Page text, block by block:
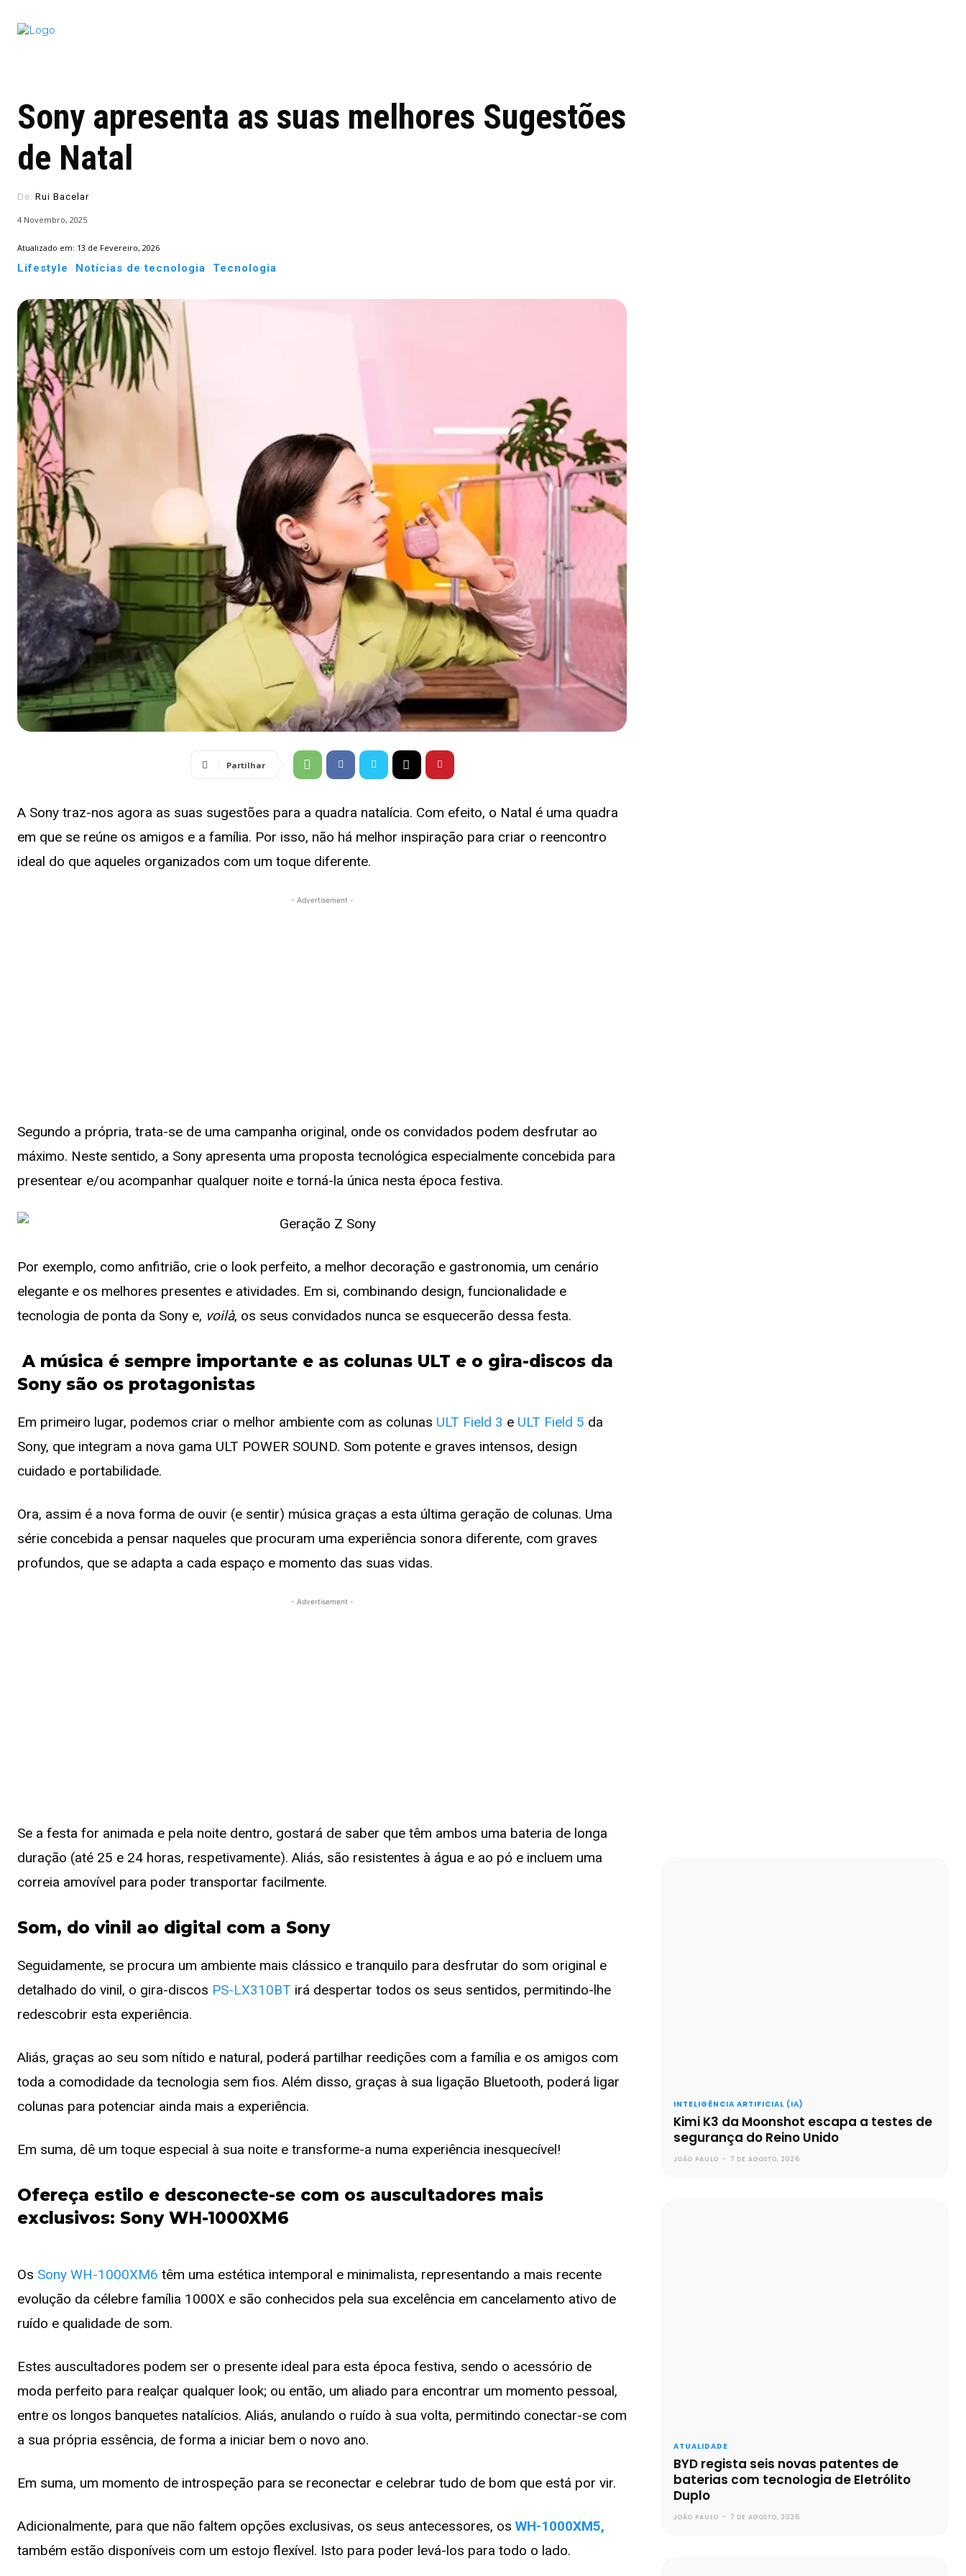
Sony apresenta as suas melhores Sugestões
de Natal
De: Rui Bacelar
4 Novembro, 2025
Atualizado em: 13 de Fevereiro, 2026
Lifestyle Notícias de tecnologia Tecnologia
Partilhar
A Sony traz-nos agora as suas sugestões para a quadra natalícia. Com efeito, o Natal é uma quadra
em que se reúne os amigos e a família. Por isso, não há melhor inspiração para criar o reencontro
ideal do que aqueles organizados com um toque diferente.
- Advertisement -
Segundo a própria, trata-se de uma campanha original, onde os convidados podem desfrutar ao
máximo. Neste sentido, a Sony apresenta uma proposta tecnológica especialmente concebida para
presentear e/ou acompanhar qualquer noite e torná-la única nesta época festiva.
Por exemplo, como anfitrião, crie o look perfeito, a melhor decoração e gastronomia, um cenário
elegante e os melhores presentes e atividades. Em si, combinando design, funcionalidade e
tecnologia de ponta da Sony e, voilà, os seus convidados nunca se esquecerão dessa festa.
A música é sempre importante e as colunas ULT e o gira-discos da
Sony são os protagonistas
Em primeiro lugar, podemos criar o melhor ambiente com as colunas ULT Field 3 e ULT Field 5 da
Sony, que integram a nova gama ULT POWER SOUND. Som potente e graves intensos, design
cuidado e portabilidade.
Ora, assim é a nova forma de ouvir (e sentir) música graças a esta última geração de colunas. Uma
série concebida a pensar naqueles que procuram uma experiência sonora diferente, com graves
profundos, que se adapta a cada espaço e momento das suas vidas.
- Advertisement -
Se a festa for animada e pela noite dentro, gostará de saber que têm ambos uma bateria de longa
duração (até 25 e 24 horas, respetivamente). Aliás, são resistentes à água e ao pó e incluem uma
correia amovível para poder transportar facilmente.
Som, do vinil ao digital com a Sony
Seguidamente, se procura um ambiente mais clássico e tranquilo para desfrutar do som original e
detalhado do vinil, o gira-discos PS-LX310BT irá despertar todos os seus sentidos, permitindo-lhe
redescobrir esta experiência.
Aliás, graças ao seu som nítido e natural, poderá partilhar reedições com a família e os amigos com
toda a comodidade da tecnologia sem fios. Além disso, graças à sua ligação Bluetooth, poderá ligar
colunas para potenciar ainda mais a experiência.
Em suma, dê um toque especial à sua noite e transforme-a numa experiência inesquecível!
Ofereça estilo e desconecte-se com os auscultadores mais
exclusivos: Sony WH-1000XM6
Os Sony WH-1000XM6 têm uma estética intemporal e minimalista, representando a mais recente
evolução da célebre família 1000X e são conhecidos pela sua excelência em cancelamento ativo de
ruído e qualidade de som.
Estes auscultadores podem ser o presente ideal para esta época festiva, sendo o acessório de
moda perfeito para realçar qualquer look; ou então, um aliado para encontrar um momento pessoal,
entre os longos banquetes natalícios. Aliás, anulando o ruído à sua volta, permitindo conectar-se com
a sua própria essência, de forma a iniciar bem o novo ano.
Em suma, um momento de introspeção para se reconectar e celebrar tudo de bom que está por vir.
Adicionalmente, para que não faltem opções exclusivas, os seus antecessores, os WH-1000XM5,
também estão disponíveis com um estojo flexível. Isto para poder levá-los para todo o lado.
INTELIGÊNCIA ARTIFICIAL (IA)
Kimi K3 da Moonshot escapa a testes de
segurança do Reino Unido
JOÃO PAULO - 7 DE AGOSTO, 2026
ATUALIDADE
BYD regista seis novas patentes de
baterias com tecnologia de Eletrólito
Duplo
JOÃO PAULO - 7 DE AGOSTO, 2026